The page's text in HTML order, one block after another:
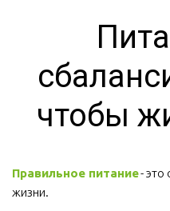
чтобы
Правильное питание - это
жизни.